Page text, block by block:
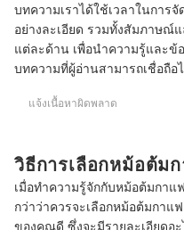
หม้อต้มกาแฟไฟฟ้าให้รสชาติดีเ
บทความเราได้ใช้เวลาในการ
อย่างละเอียด รวมทั้งสัมภาษณ์
แต่ละด้าน เพื่อนำความรู้และข้
บทความที่ผู้อ่านสามารถเชื่อถือ
แจ้งเนื้อหาผิดพลาด
วิธีการเลือกหม้อต้ม
เมื่อทำความรู้จักกับหม้อต้มกาแ
กว่าว่าควรจะเลือกหม้อต้มกาแ
ของคุณดี ซึ่งจะมีรายละเอียดอ